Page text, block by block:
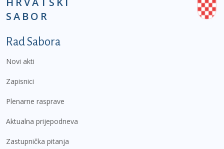
SABOR
Podnožje prvi izbornik
Rad Sabora
Novi akti
Zapisnici
Plenarne rasprave
Aktualna prijepodneva
Zastupnička pitanja